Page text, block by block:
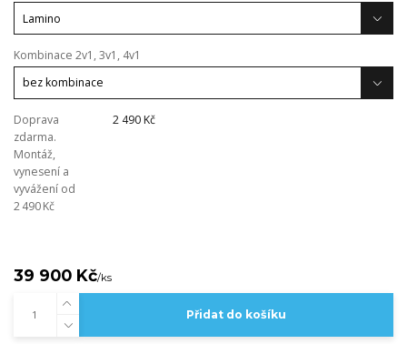
Kombinace 2v1, 3v1, 4v1
Doprava
zdarma.
Montáž,
vynesení a
vyvážení od
2 490 Kč
2 490 Kč
39 900 Kč/ks
Přidat do košíku